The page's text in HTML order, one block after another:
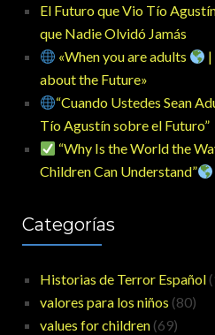
El Futuro que Vio Tío
que Nadie Olvidó Jamás
«When you are adults
|
about the Future»
“Cuando Ustedes Sean
Tío Agustín sobre el Futuro”
“Why Is the World the
Children Can Understand”
Categorías
Historias de Terror Español
valores para los niños (80)
values for children (69)